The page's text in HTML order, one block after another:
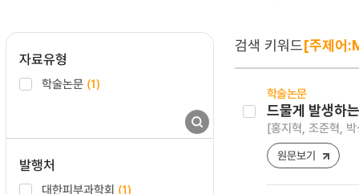
자료유형
학술논문 (1)
발행처
대한피부과학회 (1)
검색 키워드[주제어
학술논문
드물게 발생하
[홍지혁, 조준혁,
원문보기